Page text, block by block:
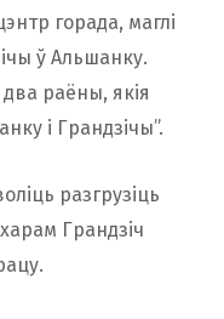
горада, маглі
ў Альшанку.
раёны, якія
і Грандзічы”.
разгрузіць
Грандзіч